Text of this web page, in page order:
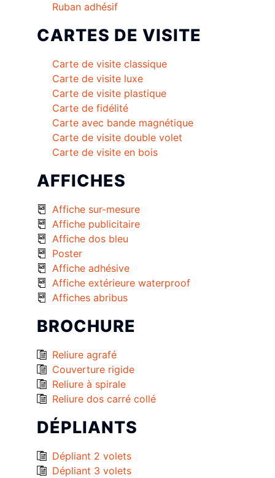
Ruban adhésif
CARTES DE VISITE
Carte de visite classique
Carte de visite luxe
Carte de visite plastique
Carte de fidélité
Carte avec bande magnétique
Carte de visite double volet
Carte de visite en bois
AFFICHES
Affiche sur-mesure
Affiche publicitaire
Affiche dos bleu
Poster
Affiche adhésive
Affiche extérieure waterproof
Affiches abribus
BROCHURE
Reliure agrafé
Couverture rigide
Reliure à spirale
Reliure dos carré collé
DÉPLIANTS
Dépliant 2 volets
Dépliant 3 volets